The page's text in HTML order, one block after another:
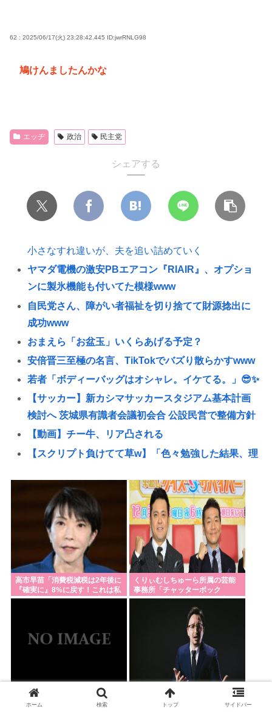
62 : 2025/06/17(火) 23:28:42.445 ID:jwrRNLG98
鳩けんましたんかな
エッヂ 政治 民主党
シェアする
小さなすれ違いが、夫を追い詰めていく
ヤマダ電機の激安PBエアコン『RIAIR』、オプショ
ンに製氷機能も付いてた模様www
自民党さん、障がい者福祉を切り捨てて財源捻出に
成功www
おまえら「お盆玉」いくらあげる予定？
安倍晋三至極の名言、TikTokでバズり散らかすwww
若者「ボディーバッグはオシャレ。イケてる。」😎✨
【サッカー】新カシマサッカースタジアム基本計画
検討へ 茨城県有識者会議初会合 公設民営で整備方針
【動画】チー牛、リア凸される
【スクリプト負けてて草w】「色々勉強した結果、理
て、もっと具体的に話そうか
日本の輸出額、韓国・台湾に抜かれる。アカンゴミ
国すぎて涙出てきた…
埼玉県知事選挙、戸田市議の河合悠祐さんが出馬へ
立候補の表明は1人目:東京新聞
【高市朗報】日本の自殺者数、無茶苦茶減って史上
初の2万人割れ。無茶苦茶生きやすい国になってる件
「核兵器をなくすキーワードは『人間らしさ』」 ピ
ースボート畠山澄子さんが語った、核のある世界を
水道水を飲むの止めた結果⋯
【熊本地震】避難者の食生活、改善急務=調理できず
高市早苗「消費税減税は2年後に
『確実に』8%に戻す！これは私
の『覚悟』だ！最後まで責任を
くりぃむしちゅーら所属の芸能
事務所「チャッターボック
ス」、熊本地震被災地に災害義
小学生の段階で人生を確定させ
るドイツ式の制度、「バカを振
【悲報】熊本市、ガチでやらか
してしまう・・・・
ホーム 検索 トップ サイドバー